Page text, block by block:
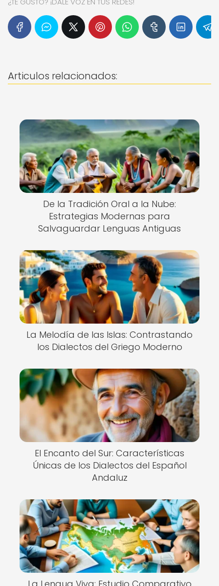
Articulos relacionados:
De la Tradición Oral a la Nube:
Estrategias Modernas para
Salvaguardar Lenguas Antiguas
La Melodía de las Islas: Contrastando
los Dialectos del Griego Moderno
El Encanto del Sur: Características
Únicas de los Dialectos del Español
Andaluz